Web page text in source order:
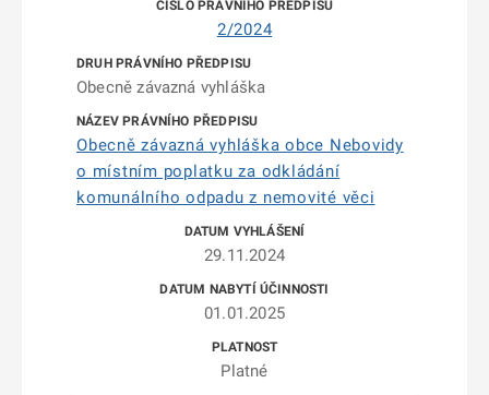
2/2024
Obecně závazná vyhláška
Obecně závazná vyhláška obce Nebovidy
o místním poplatku za odkládání
komunálního odpadu z nemovité věci
29.11.2024
01.01.2025
Platné